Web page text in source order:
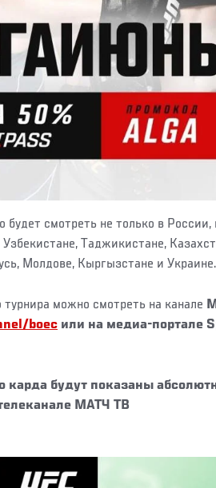
смотреть не только в России,
Таджикистане,
Молдове, Кыргызстане и Украине.
турнира можно смотреть на канале
boec или на медиа-портале
карда будут показаны
МАТЧ ТВ